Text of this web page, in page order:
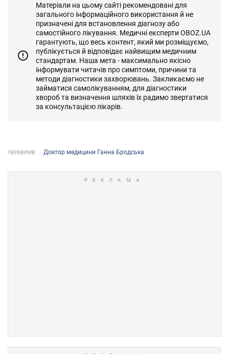
Матеріали на цьому сайті рекомендовані для
загального інформаційного використання й не
призначені для встановлення діагнозу або
самостійного лікування. Медичні експерти OBOZ.UA
гарантують, що весь контент, який ми розміщуємо,
публікується й відповідає найвищим медичним
стандартам. Наша мета - максимально якісно
інформувати читачів про симптоми, причини та
методи діагностики захворювань. Закликаємо не
займатися самолікуванням, для діагностики
хвороб та визначення шляхів їх радимо звертатися
за консультацією лікарів.
ПЕРЕВІРИВ: Доктор медицини Ганна Бродська